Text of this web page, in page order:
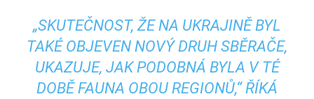
„SKUTEČNOST, ŽE NA UKRAJINĚ BYL
TAKÉ OBJEVEN NOVÝ DRUH SBĚRAČE,
UKAZUJE, JAK PODOBNÁ BYLA V TÉ
DOBĚ FAUNA OBOU REGIONŮ,“ ŘÍKÁ